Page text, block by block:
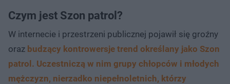
Czym jest Szon patrol?
W internecie i przestrzeni publicznej pojawił się groźny
oraz budzący kontrowersje trend określany jako Szon
patrol. Uczestniczą w nim grupy chłopców i młodych
mężczyzn, nierzadko niepełnoletnich, którzy